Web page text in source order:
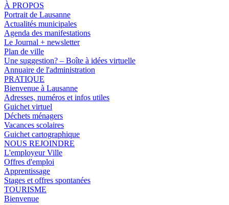
À PROPOS
Portrait de Lausanne
Actualités municipales
Agenda des manifestations
Le Journal + newsletter
Plan de ville
Une suggestion? – Boîte à idées virtuelle
Annuaire de l'administration
PRATIQUE
Bienvenue à Lausanne
Adresses, numéros et infos utiles
Guichet virtuel
Déchets ménagers
Vacances scolaires
Guichet cartographique
NOUS REJOINDRE
L'employeur Ville
Offres d'emploi
Apprentissage
Stages et offres spontanées
TOURISME
Bienvenue